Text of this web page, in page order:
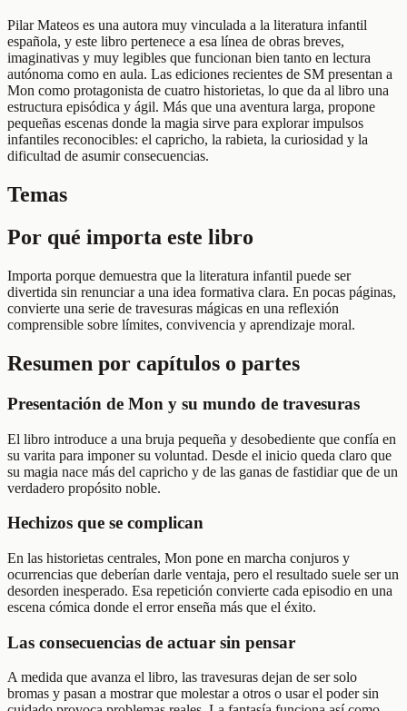
Pilar Mateos es una autora muy vinculada a la literatura infantil
española, y este libro pertenece a esa línea de obras breves,
imaginativas y muy legibles que funcionan bien tanto en lectura
autónoma como en aula. Las ediciones recientes de SM presentan a
Mon como protagonista de cuatro historietas, lo que da al libro una
estructura episódica y ágil. Más que una aventura larga, propone
pequeñas escenas donde la magia sirve para explorar impulsos
infantiles reconocibles: el capricho, la rabieta, la curiosidad y la
dificultad de asumir consecuencias.
Temas
Por qué importa este libro
Importa porque demuestra que la literatura infantil puede ser
divertida sin renunciar a una idea formativa clara. En pocas páginas,
convierte una serie de travesuras mágicas en una reflexión
comprensible sobre límites, convivencia y aprendizaje moral.
Resumen por capítulos o partes
Presentación de Mon y su mundo de travesuras
El libro introduce a una bruja pequeña y desobediente que confía en
su varita para imponer su voluntad. Desde el inicio queda claro que
su magia nace más del capricho y de las ganas de fastidiar que de un
verdadero propósito noble.
Hechizos que se complican
En las historietas centrales, Mon pone en marcha conjuros y
ocurrencias que deberían darle ventaja, pero el resultado suele ser un
desorden inesperado. Esa repetición convierte cada episodio en una
escena cómica donde el error enseña más que el éxito.
Las consecuencias de actuar sin pensar
A medida que avanza el libro, las travesuras dejan de ser solo
bromas y pasan a mostrar que molestar a otros o usar el poder sin